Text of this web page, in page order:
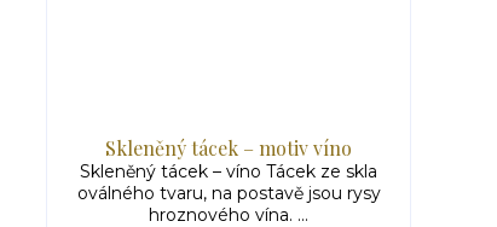
Skleněný tácek – motiv víno
Skleněný tácek – víno Tácek ze skla
oválného tvaru, na postavě jsou rysy
hroznového vína. ...